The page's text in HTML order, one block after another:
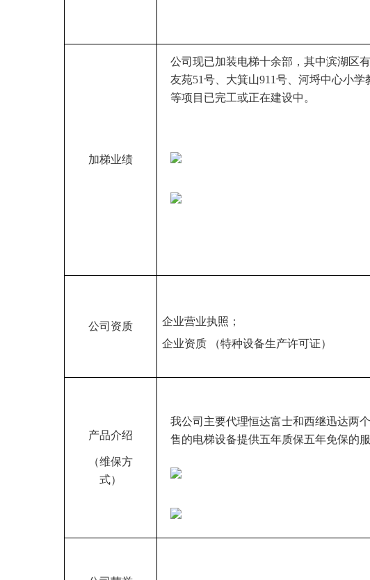
加梯业绩
公司现已加装电梯十余部，其中滨湖区
友苑51号、大箕山911号、河埒中心小学
等项目已完工或正在建设中。
公司资质
企业营业执照；
企业资质
（特种设备生产许可证）
产品介绍
（维保方
式）
我公司主要代理恒达富士和西继迅达两
售的电梯设备提供五年质保五年免保的服